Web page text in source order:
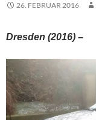
26. FEBRUAR 2016
Dresden (2016) –